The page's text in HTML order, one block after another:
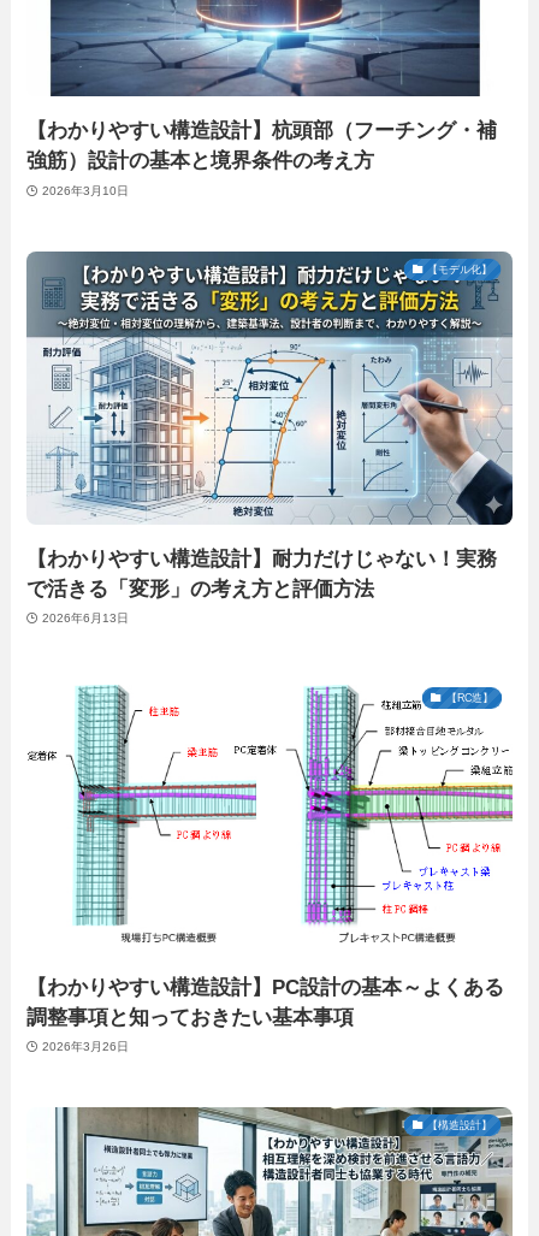
【わかりやすい構造設計】杭頭部（フーチング・補
強筋）設計の基本と境界条件の考え方
2026年3月10日
【モデル化】
【わかりやすい構造設計】耐力だけじゃない！実務
で活きる「変形」の考え方と評価方法
2026年6月13日
【RC造】
【わかりやすい構造設計】PC設計の基本～よくある
調整事項と知っておきたい基本事項
2026年3月26日
【構造設計】